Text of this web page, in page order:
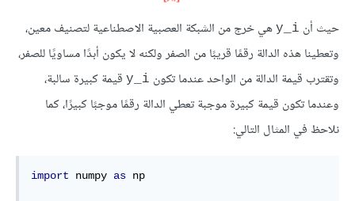
حيث أن y_i هي خرج من الشبكة العصبية الاصطناعية لتصنيف معين،
وتعطينا هذه الدالة رقمًا قريبًا من الصفر ولكنه لا يكون أبدًا مساويًا للصفر،
وتقترب قيمة الدالة من الواحد عندما تكون y_i قيمة كبيرة سالبة،
وعندما تكون قيمة كبيرة موجبة تعطي الدالة رقمًا موجبًا كبيرًا، كما
نلاحظ في المثال التالي:
import numpy as np